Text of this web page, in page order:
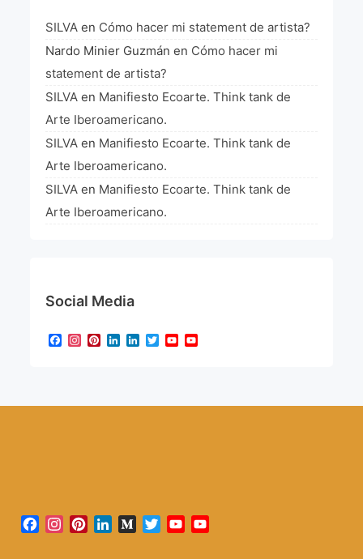
SILVA en Cómo hacer mi statement de artista?
Nardo Minier Guzmán en Cómo hacer mi
statement de artista?
SILVA en Manifiesto Ecoarte. Think tank de
Arte Iberoamericano.
SILVA en Manifiesto Ecoarte. Think tank de
Arte Iberoamericano.
SILVA en Manifiesto Ecoarte. Think tank de
Arte Iberoamericano.
Social Media
Facebook
Instagram
Pinterest
LinkedIn
LinkedIn
TwitterYouTube
Facebook
Instagram
PinterestLinkedInMediumTwitterYouTube